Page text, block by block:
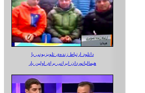
دانلود ارتباط زنده‌ی تلویزیونی‌ با
هیمالیانوردان ایرانی برای اولین بار